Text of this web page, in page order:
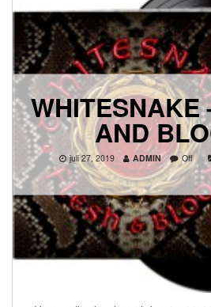
WHITESNAKE
AND
juli 27, 2019 ADMIN Off